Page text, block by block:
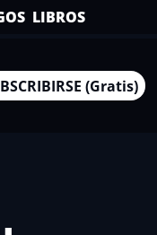
LIBROS
(Gratis)